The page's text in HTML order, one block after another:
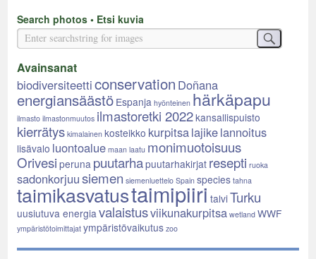
Search photos • Etsi kuvia
Avainsanat
biodiversiteetticonservation Doñana
energiansäästö Espanja hyönteinen härkäpapu
ilmasto ilmastonmuutos ilmastoretki 2022kansallispuisto
kierrätys kimalainen kosteikko kurpitsalajikelannoitus
lisävalo luontoalue maan laatu monimuotoisuus
Orivesi peruna puutarhapuutarhakirjat resepti ruoka
sadonkorjuusiemen siemenluettelo Spain species tahna
taimikasvatustaimipiiri talviTurku
uusiutuva energia valaistusviikunakurpitsa wetland WWF
ympäristötoimittajat ympäristövaikutus zoo